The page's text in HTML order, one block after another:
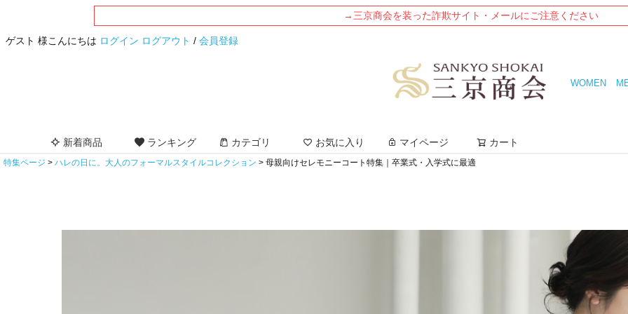
→三京商会を装った詐欺サイト・メールにご注意ください
ゲスト 様こんにちは ログイン ログアウト / 会員登録
WOMEN
新着商品 ランキング カテゴリ お気に入り マイページ カート
特集ページ ハレの日に。大人のフォーマルスタイルコレクション 母親向けセレモニーコート特集｜卒業式・入学式に最適